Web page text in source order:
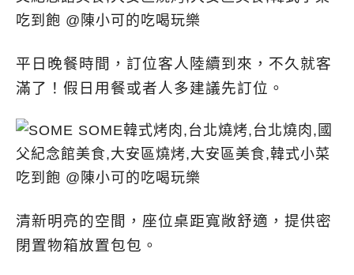
平日晚餐時間，訂位客人陸續到來，不久就客
滿了！假日用餐或者人多建議先訂位。
清新明亮的空間，座位桌距寬敞舒適，提供密
閉置物箱放置包包。